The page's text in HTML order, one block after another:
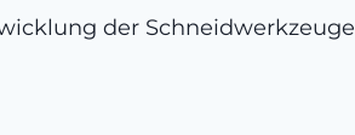
der Schneidwerkzeuge